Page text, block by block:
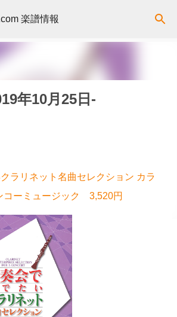
てメイン コンテンツに移動
楽譜情報
年10月25日-
ラリネット名曲セレクション カラ
コーミュージック 3,520円